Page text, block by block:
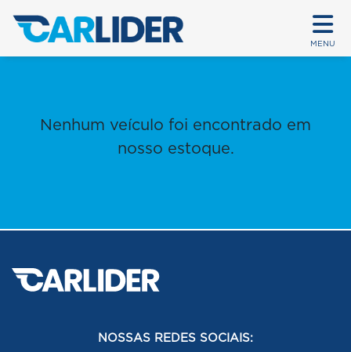
MENU
Nenhum veículo foi encontrado em
nosso estoque.
NOSSAS REDES SOCIAIS: